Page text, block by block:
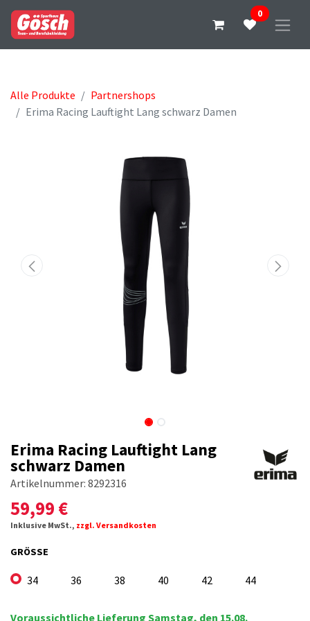
0
Alle Produkte
Partnershops
Erima Racing Lauftight Lang schwarz Damen
Erima Racing Lauftight Lang
schwarz Damen
Artikelnummer: 8292316
59,99 €
Inklusive MwSt., zzgl. Versandkosten
GRÖSSE
34 36 38 40 42 44
Voraussichtliche Lieferung Samstag, den 15.08.